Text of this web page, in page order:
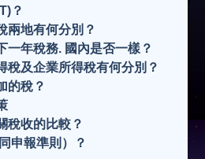
？
兩地有何分別？
一年稅務. 國內是否一樣？
稅及企業所得稅有何分別？
的稅？
稅收的比較？
申報準則）？